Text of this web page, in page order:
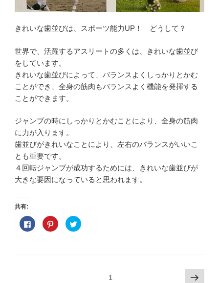
きれいな歯並びは、スポーツ能力UP！ どうして？
世界で、活躍するアスリートの多くは、きれいな歯並び
をしています。
きれいな歯並びによって、バランスよくしっかりとかむ
ことができ、全身の筋肉もバランスよく機能を発揮する
ことができます。
ジャンプの時にしっかりとかむことにより、全身の筋肉
に力が入ります。
歯並びがきれいなことにより、左右のバランスがいいこ
とも重要です。
４回転ジャンプが成功するためには、きれいな歯並びが
大きな要因になっていると思われます。
共有:
F
a
ク
リ
ク
リ
1
次